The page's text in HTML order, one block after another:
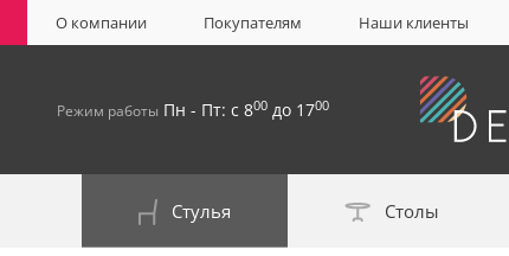
О компании Покупателям Наши клиенты
Режим работы Пн - Пт: с 800 до 1700
Стулья Столы